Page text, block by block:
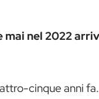
mai nel 2022
cinque anni